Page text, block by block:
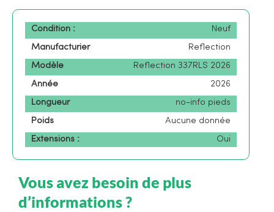
Condition :
Neuf
Manufacturier
Reflection
Modèle
Reflection 337RLS 2026
Année
2026
Longueur
no-info pieds
Poids
Aucune donnée
Extensions :
Oui
Vous avez besoin de plus
d’informations ?